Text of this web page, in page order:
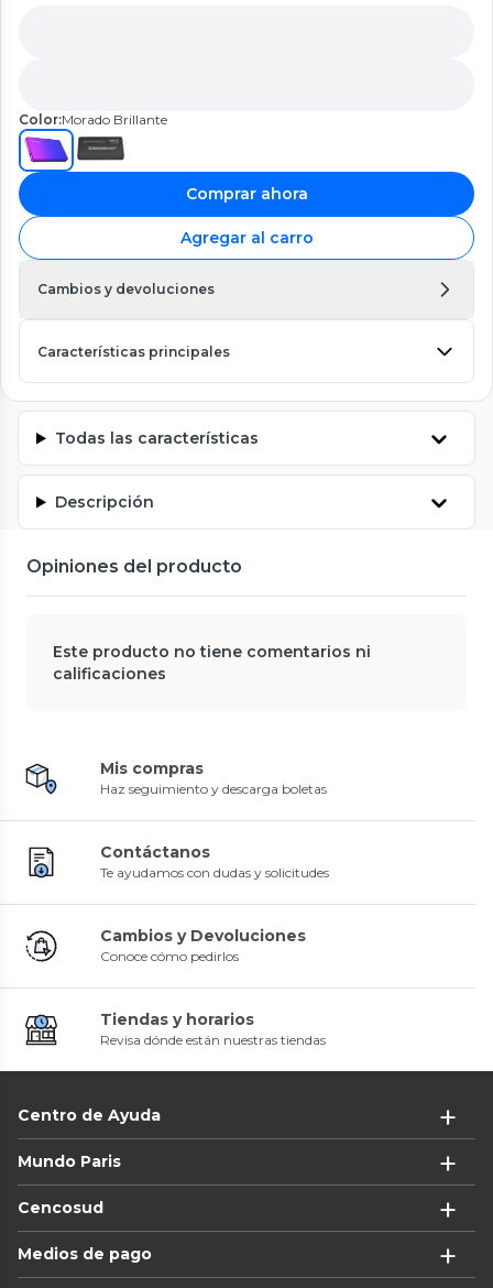
Color:Morado Brillante
Comprar ahora
Agregar al carro
Cambios y devoluciones
Características principales
Todas las características
Descripción
Opiniones del producto
Este producto no tiene comentarios ni
calificaciones
Mis compras
Haz seguimiento y descarga boletas
Contáctanos
Te ayudamos con dudas y solicitudes
Cambios y Devoluciones
Conoce cómo pedirlos
Tiendas y horarios
Revisa dónde están nuestras tiendas
Centro de Ayuda
Mundo Paris
Cencosud
Medios de pago